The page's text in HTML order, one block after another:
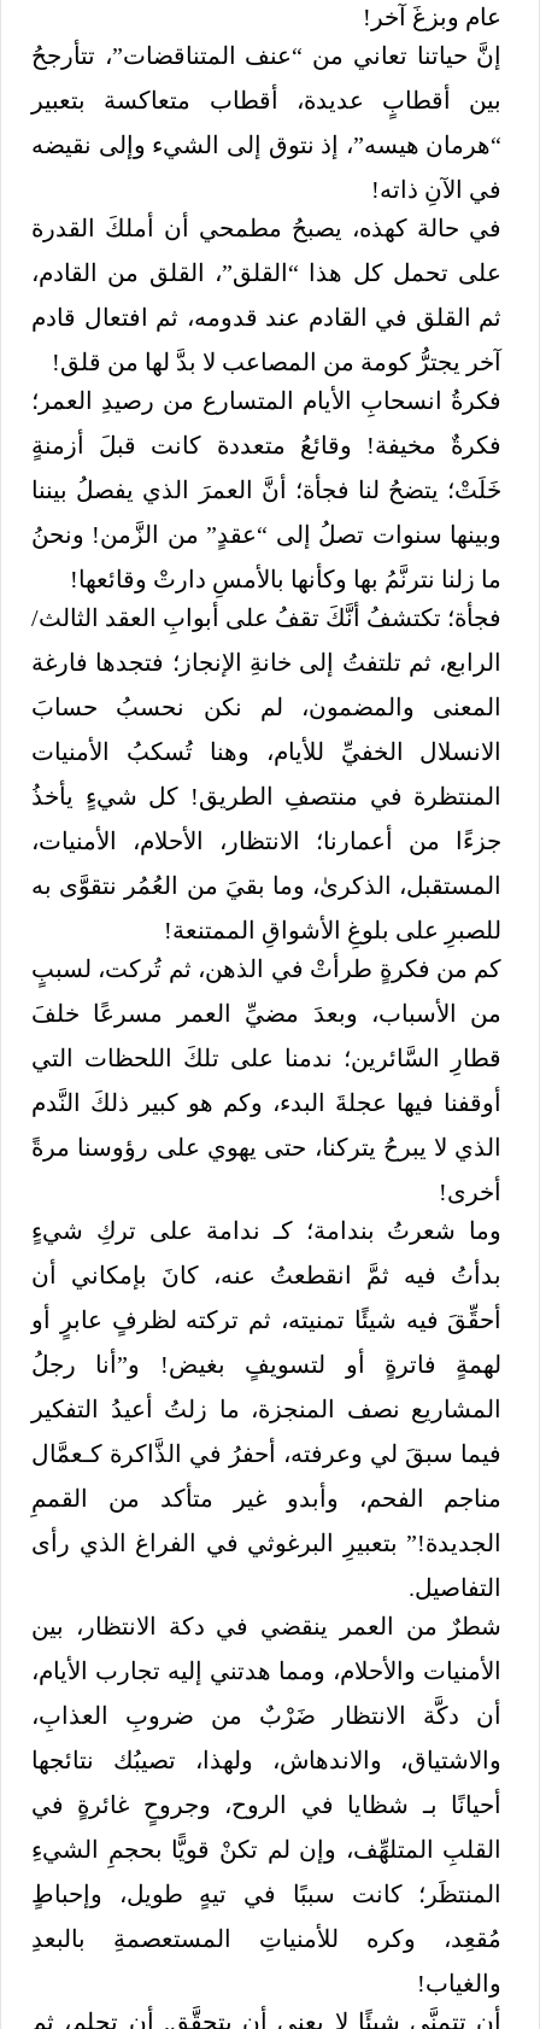
عام وبزغَ آخر!
إنَّ حياتنا تعاني من “عنف المتناقضات”، تتأرجحُ
بين أقطابٍ عديدة، أقطاب متعاكسة بتعبير
“هرمان هيسه”، إذ نتوق إلى الشيء وإلى نقيضه
في الآنِ ذاته!
في حالة كهذه، يصبحُ مطمحي أن أملكَ القدرة
على تحمل كل هذا “القلق”، القلق من القادم،
ثم القلق في القادم عند قدومه، ثم افتعال قادم
آخر يجترُّ كومة من المصاعب لا بدَّ لها من قلق!
فكرةُ انسحابِ الأيام المتسارع من رصيدِ العمر؛
فكرةٌ مخيفة! وقائعُ متعددة كانت قبلَ أزمنةٍ
خَلَتْ؛ يتضحُ لنا فجأة؛ أنَّ العمرَ الذي يفصلُ بيننا
وبينها سنوات تصلُ إلى “عقدٍ” من الزَّمن! ونحنُ
ما زلنا نترنَّمُ بها وكأنها بالأمسِ دارتْ وقائعها!
فجأة؛ تكتشفُ أنَّكَ تقفُ على أبوابِ العقد الثالث/
الرابع، ثم تلتفتُ إلى خانةِ الإنجاز؛ فتجدها فارغة
المعنى والمضمون، لم نكن نحسبُ حسابَ
الانسلال الخفيِّ للأيام، وهنا تُسكبُ الأمنيات
المنتظرة في منتصفِ الطريق! كل شيءٍ يأخذُ
جزءًا من أعمارنا؛ الانتظار، الأحلام، الأمنيات،
المستقبل، الذكرىٰ، وما بقيَ من العُمُر نتقوَّى به
للصبرِ على بلوغِ الأشواقِ الممتنعة!
كم من فكرةٍ طرأتْ في الذهن، ثم تُركت، لسببٍ
من الأسباب، وبعدَ مضيِّ العمر مسرعًا خلفَ
قطارِ السَّائرين؛ ندمنا على تلكَ اللحظات التي
أوقفنا فيها عجلةَ البدء، وكم هو كبير ذلكَ النَّدم
الذي لا يبرحُ يتركنا، حتى يهوي على رؤوسنا مرةً
أخرى!
وما شعرتُ بندامة؛ كـ ندامة على تركِ شيءٍ
بدأتُ فيه ثمَّ انقطعتُ عنه، كانَ بإمكاني أن
أحقِّقَ فيه شيئًا تمنيته، ثم تركته لظرفٍ عابرٍ أو
لهمةٍ فاترةٍ أو لتسويفٍ بغيض! و”أنا رجلُ
المشاريع نصف المنجزة، ما زلتُ أعيدُ التفكير
فيما سبقَ لي وعرفته، أحفرُ في الذَّاكرة كـعمَّال
مناجم الفحم، وأبدو غير متأكد من القممِ
الجديدة!” بتعبيرِ البرغوثي في الفراغ الذي رأى
التفاصيل.
شطرٌ من العمر ينقضي في دكة الانتظار، بين
الأمنيات والأحلام، ومما هدتني إليه تجارب الأيام،
أن دكَّة الانتظار ضَرْبٌ من ضروبِ العذابِ،
والاشتياق، والاندهاش، ولهذا، تصيبُك نتائجها
أحيانًا بـ شظايا في الروح، وجروحٍ غائرةٍ في
القلبِ المتلهِّف، وإن لم تكنْ قويًّا بحجمِ الشيءِ
المنتظَر؛ كانت سببًا في تيهٍ طويل، وإحباطٍ
مُقعِد، وكره للأمنياتِ المستعصمةِ بالبعدِ
والغياب!
أن تتمنَّى شيئًا لا يعني أن يتحقَّق. أن تحلم، ثم